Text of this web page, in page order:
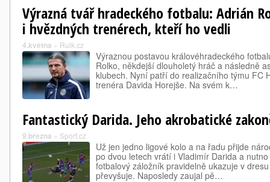
Výrazná tvář hradeckého fotbalu: Adrián
i hvězdných trenérech, kteří ho vedli
4.května » Ruik.cz
Výraznou postavou královéhradeckého
Rolko, někdejší dlouholetý hráč a následně
klubech. Nyní patří do realizačního týmu FC
trenéra Davida Horejše. Na svém k…
Fantastický Darida. Jeho akrobatické
9.března » Sport.cz
Už jen jedno ligové kolo a na řadu přijde
po dvou letech vrátí i Vladimír Darida a
fotbalový záložník pravidelně ukazuje v
převyšuje. Naposledy zaujal pě…